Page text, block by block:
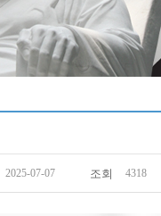
2025-07-07 조회 4318